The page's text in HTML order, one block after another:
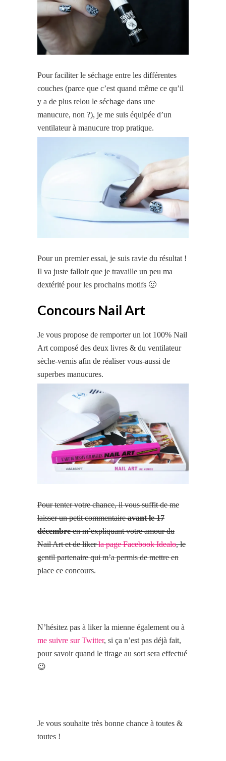
Pour faciliter le séchage entre les différentes
couches (parce que c’est quand même ce qu’il
y a de plus relou le séchage dans une
manucure, non ?), je me suis équipée d’un
ventilateur à manucure trop pratique.
Pour un premier essai, je suis ravie du résultat !
Il va juste falloir que je travaille un peu ma
dextérité pour les prochains motifs 🙂
Concours Nail Art
Je vous propose de remporter un lot 100% Nail
Art composé des deux livres & du ventilateur
sèche-vernis afin de réaliser vous-aussi de
superbes manucures.
Pour tenter votre chance, il vous suffit de me
laisser un petit commentaireavant le 17
décembreen m’expliquant votre amour du
Nail Art et de likerla page Facebook Idealo, le
gentil partenaire qui m’a permis de mettre en
place ce concours.
N’hésitez pas à liker la mienne également ou à
me suivre sur Twitter, si ça n’est pas déjà fait,
pour savoir quand le tirage au sort sera effectué
😉
Je vous souhaite très bonne chance à toutes &
toutes !